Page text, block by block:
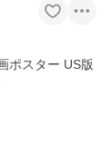
ポスター US版